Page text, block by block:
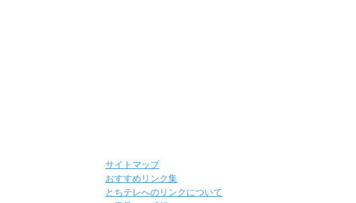
サイトマップ
おすすめリンク集
とちテレへのリンクについて